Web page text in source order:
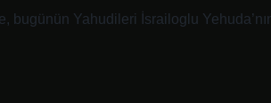
bugünün Yahudileri İsrailoglu